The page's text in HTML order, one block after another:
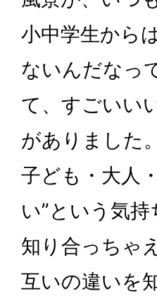
小中学生から
ないんだなっ
て、すごいい
がありました。
子ども・大人
い”という気
知り合っちゃ
互いの違いを